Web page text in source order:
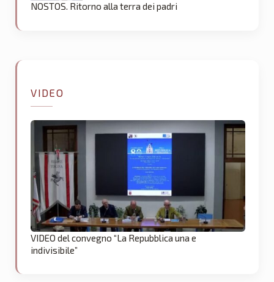
NOSTOS. Ritorno alla terra dei padri
VIDEO
VIDEO del convegno “La Repubblica una e
indivisibile”